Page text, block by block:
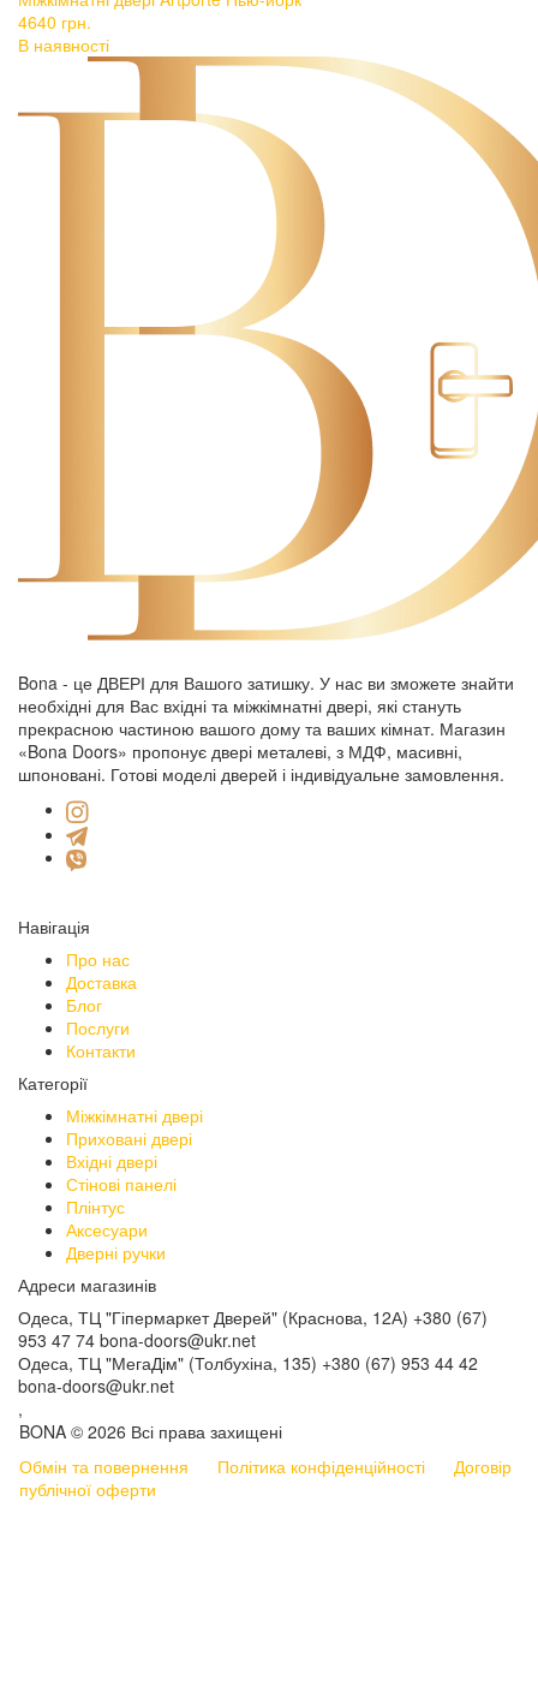
4640 грн.
В наявності
Bona - це ДВЕРІ для Вашого затишку. У нас ви зможете знайти
необхідні для Вас вхідні та міжкімнатні двері, які стануть
прекрасною частиною вашого дому та ваших кімнат. Магазин
«Bona Doors» пропонує двері металеві, з МДФ, масивні,
шпоновані. Готові моделі дверей і індивідуальне замовлення.
Навігація
Про нас
Доставка
Блог
Послуги
Контакти
Категорії
Міжкімнатні двері
Приховані двері
Вхідні двері
Стінові панелі
Плінтус
Аксесуари
Дверні ручки
Адреси магазинів
Одеса, ТЦ "Гіпермаркет Дверей" (Краснова, 12А) +380 (67)
953 47 74 bona-doors@ukr.net
Одеса, ТЦ "МегаДім" (Толбухіна, 135) +380 (67) 953 44 42
bona-doors@ukr.net
,
BONA © 2026 Всі права захищені
Обмін та повернення
Політика конфіденційності
Договір
публічної оферти